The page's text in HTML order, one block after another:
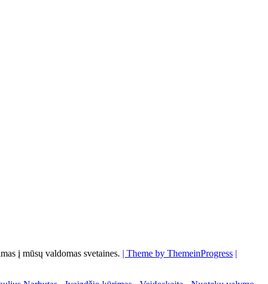
į mūsų valdomas svetaines. | Theme by ThemeinProgress |